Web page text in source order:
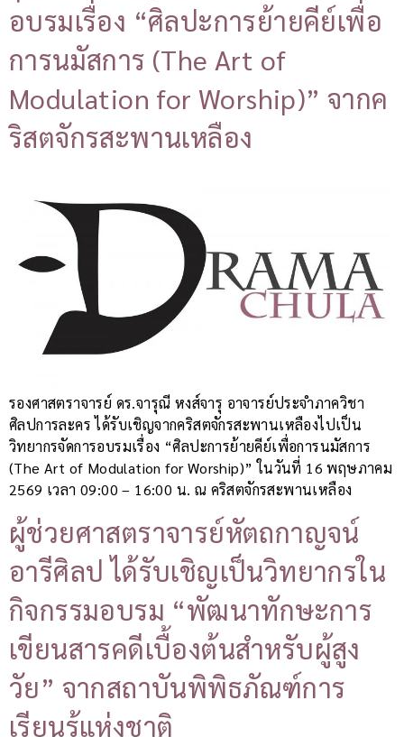
อบรมเรื่อง “ศิลปะการย้ายคีย์เพื่อ
การนมัสการ (The Art of
Modulation for Worship)” จากค
ริสตจักรสะพานเหลือง
รองศาสตราจารย์ ดร.จารุณี หงส์จารุ อาจารย์ประจำภาควิชา
ศิลปการละคร ได้รับเชิญจากคริสตจักรสะพานเหลืองไปเป็น
วิทยากรจัดการอบรมเรื่อง “ศิลปะการย้ายคีย์เพื่อการนมัสการ
(The Art of Modulation for Worship)” ในวันที่ 16 พฤษภาคม
2569 เวลา 09:00 – 16:00 น. ณ คริสตจักรสะพานเหลือง
ผู้ช่วยศาสตราจารย์หัตถกาญจน์
อารีศิลป ได้รับเชิญเป็นวิทยากรใน
กิจกรรมอบรม “พัฒนาทักษะการ
เขียนสารคดีเบื้องต้นสำหรับผู้สูง
วัย” จากสถาบันพิพิธภัณฑ์การ
เรียนรู้แห่งชาติ